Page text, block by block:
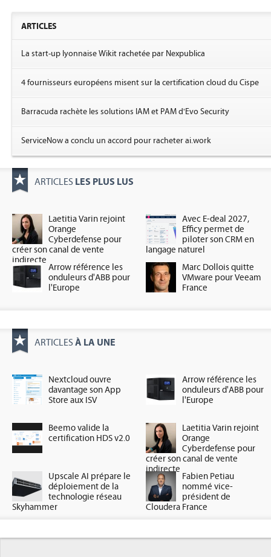
ARTICLES
La start-up lyonnaise Wikit rachetée par Nexpublica
4 fournisseurs européens misent sur la certification cloud du Cispe
Barracuda rachète les solutions IAM et PAM d'Evo Security
ServiceNow a conclu un accord pour racheter ai.work
ARTICLES LES PLUS LUS
Laetitia Varin rejoint
Orange
Cyberdefense pour
créer son canal de vente
indirecte
Avec E-deal 2027,
Efficy permet de
piloter son CRM en
langage naturel
Arrow référence les
onduleurs d'ABB pour
l'Europe
Marc Dollois quitte
VMware pour Veeam
France
ARTICLES À LA UNE
Nextcloud ouvre
davantage son App
Store aux ISV
Arrow référence les
onduleurs d'ABB pour
l'Europe
Beemo valide la
certification HDS v2.0
Laetitia Varin rejoint
Orange
Cyberdefense pour
créer son canal de vente
indirecte
Upscale AI prépare le
déploiement de la
technologie réseau
Skyhammer
Fabien Petiau
nommé vice-
président de
Cloudera France